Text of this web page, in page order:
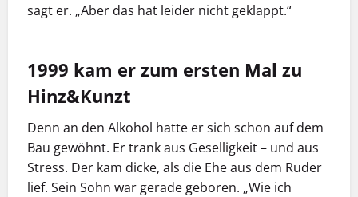
sagt er. „Aber das hat leider nicht geklappt.“
1999 kam er zum ersten Mal zu
Hinz&Kunzt
Denn an den Alkohol hatte er sich schon auf dem
Bau gewöhnt. Er trank aus Geselligkeit – und aus
Stress. Der kam dicke, als die Ehe aus dem Ruder
lief. Sein Sohn war gerade geboren. „Wie ich